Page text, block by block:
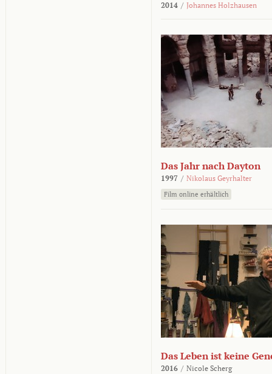
2014 / Johannes Holzhausen
Das Jahr nach Dayton
1997 / Nikolaus Geyrhalter
Film online erhältlich
Das Leben ist keine
2016 / Nicole Scherg